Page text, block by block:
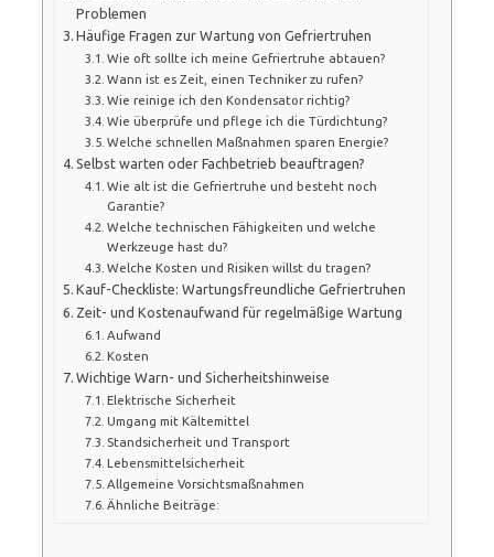
Problemen
Häufige Fragen zur Wartung von Gefriertruhen
Wie oft sollte ich meine Gefriertruhe abtauen?
Wann ist es Zeit, einen Techniker zu rufen?
Wie reinige ich den Kondensator richtig?
Wie überprüfe und pflege ich die Türdichtung?
Welche schnellen Maßnahmen sparen Energie?
Selbst warten oder Fachbetrieb beauftragen?
Wie alt ist die Gefriertruhe und besteht noch
Garantie?
Welche technischen Fähigkeiten und welche
Werkzeuge hast du?
Welche Kosten und Risiken willst du tragen?
Kauf-Checkliste: Wartungsfreundliche Gefriertruhen
Zeit- und Kostenaufwand für regelmäßige Wartung
Aufwand
Kosten
Wichtige Warn- und Sicherheitshinweise
Elektrische Sicherheit
Umgang mit Kältemittel
Standsicherheit und Transport
Lebensmittelsicherheit
Allgemeine Vorsichtsmaßnahmen
Ähnliche Beiträge: